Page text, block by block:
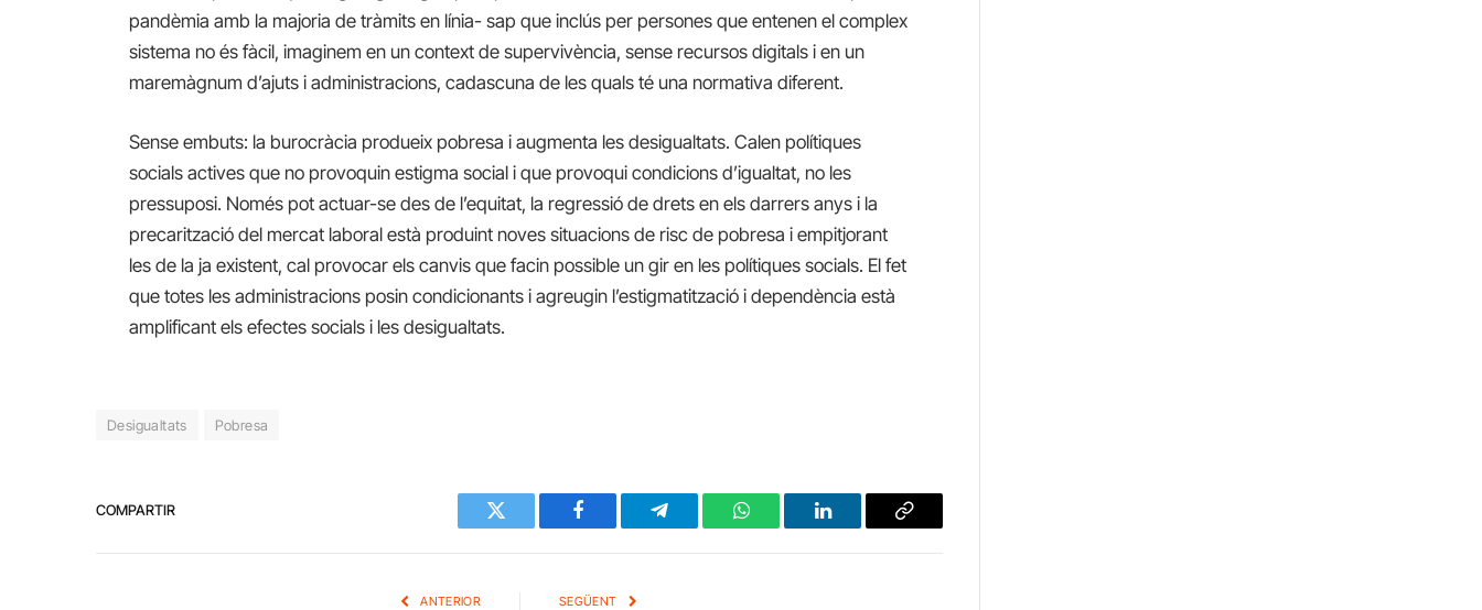
pandèmia amb la majoria de tràmits en línia- sap que inclús per persones que entenen el complex
sistema no és fàcil, imaginem en un context de supervivència, sense recursos digitals i en un
maremàgnum d’ajuts i administracions, cadascuna de les quals té una normativa diferent.
Sense embuts: la burocràcia produeix pobresa i augmenta les desigualtats. Calen polítiques
socials actives que no provoquin estigma social i que provoqui condicions d’igualtat, no les
pressuposi. Només pot actuar-se des de l’equitat, la regressió de drets en els darrers anys i la
precarització del mercat laboral està produint noves situacions de risc de pobresa i empitjorant
les de la ja existent, cal provocar els canvis que facin possible un gir en les polítiques socials. El fet
que totes les administracions posin condicionants i agreugin l’estigmatització i dependència està
amplificant els efectes socials i les desigualtats.
Desigualtats Pobresa
COMPARTIR
Twitter Facebook Telegram WhatsAppLinkedIn Copy
ANTERIOR SEGÜENT